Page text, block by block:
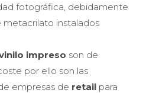
fotográfica, debidamente
instalados
impreso son de
por ello son las
empresas de retail para